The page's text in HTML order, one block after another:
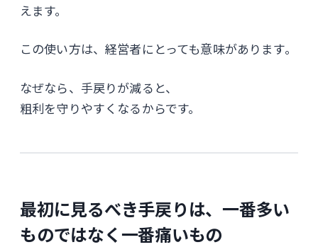
えます。
この使い方は、経営者にとっても意味があります。
なぜなら、手戻りが減ると、
粗利を守りやすくなるからです。
最初に見るべき手戻りは、一番多い
ものではなく一番痛いもの